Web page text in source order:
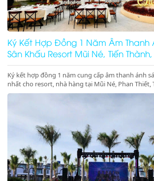
Ký Kết Hợp Đồng 1 Năm Âm Thanh
Sân Khấu Resort Mũi Né, Tiến
Thiết, Ninh Thuận
Ký kết hợp đồng 1 năm cung cấp âm thanh ánh
nhất cho resort, nhà hàng tại Mũi Né, Phan Thiết,
Ninh Thuận, Ninh Chữ, Phan Rang. Tổ chức gala